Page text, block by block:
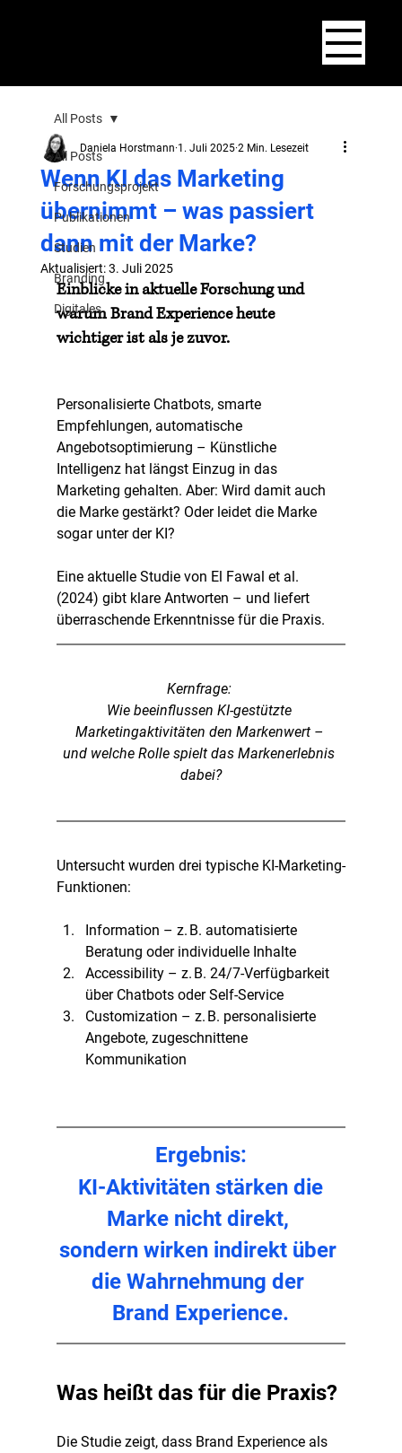
All Posts
Forschungsprojekt
Publikationen
Studien
Branding
Digitales
All Posts
Wenn KI das Marketing
übernimmt – was passiert
dann mit der Marke?
Daniela Horstmann 1. Juli 2025 2 Min. Lesezeit
Aktualisiert:3. Juli 2025
Einblicke in aktuelle Forschung und
warum Brand Experience heute
wichtiger ist als je zuvor.
Personalisierte Chatbots, smarte
Empfehlungen, automatische
Angebotsoptimierung – Künstliche
Intelligenz hat längst Einzug in das
Marketing gehalten. Aber: Wird damit auch
die Marke gestärkt? Oder leidet die Marke
sogar unter der KI?
Eine aktuelle Studie von El Fawal et al.
(2024) gibt klare Antworten – und liefert
überraschende Erkenntnisse für die Praxis.
Kernfrage:
Wie beeinflussen KI-gestützte
Marketingaktivitäten den Markenwert –
und welche Rolle spielt das Markenerlebnis
dabei?
Untersucht wurden drei typische KI-Marketing-
Funktionen:
Information – z. B. automatisierte
Beratung oder individuelle Inhalte
Accessibility – z. B. 24/7-Verfügbarkeit
über Chatbots oder Self-Service
Customization – z. B. personalisierte
Angebote, zugeschnittene
Kommunikation
Ergebnis:
Marke nicht direkt,
sondern wirken indirekt über
die Wahrnehmung der
Brand Experience.
Was heißt das für die Praxis?
Die Studie zeigt, dass Brand Experience als